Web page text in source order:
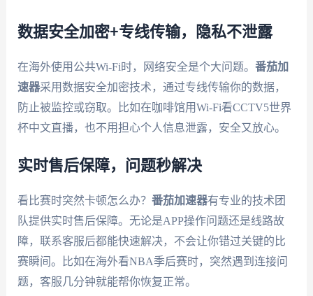
数据安全加密+专线传输，隐私不泄露
在海外使用公共Wi-Fi时，网络安全是个大问题。 番茄加
速器采用数据安全加密技术，通过专线传输你的数据，
防止被监控或窃取。比如在咖啡馆用Wi-Fi看CCTV5世界
杯中文直播，也不用担心个人信息泄露，安全又放心。
实时售后保障，问题秒解决
看比赛时突然卡顿怎么办？ 番茄加速器有专业的技术团
队提供实时售后保障。无论是APP操作问题还是线路故
障，联系客服后都能快速解决，不会让你错过关键的比
赛瞬间。比如在海外看NBA季后赛时，突然遇到连接问
题，客服几分钟就能帮你恢复正常。